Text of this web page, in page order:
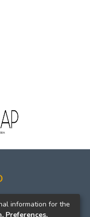
information for the
Preferences,